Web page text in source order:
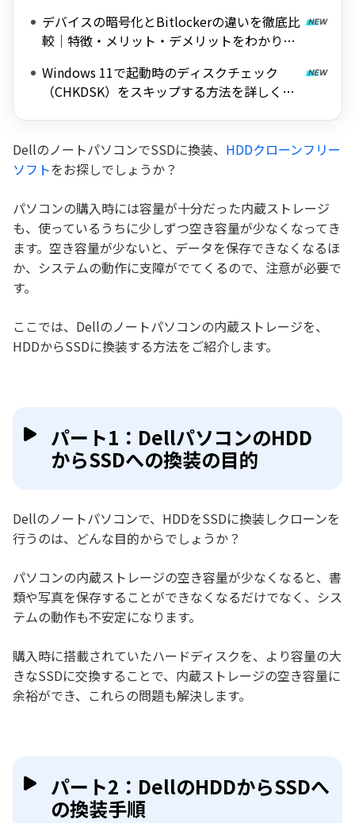
デバイスの暗号化とBitlockerの違いを徹底比
較｜特徴・メリット・デメリットをわかりや
Windows 11で起動時のディスクチェック
（CHKDSK）をスキップする方法を詳しく解
DellのノートパソコンでSSDに換装、 HDDクローンフリー
ソフトをお探しでしょうか？
パソコンの購入時には容量が十分だった内蔵ストレージ
も、使っているうちに少しずつ空き容量が少なくなってき
ます。空き容量が少ないと、データを保存できなくなるほ
か、システムの動作に支障がでてくるので、注意が必要で
す。
ここでは、Dellのノートパソコンの内蔵ストレージを、
HDDからSSDに換装する方法をご紹介します。
パート1：DellパソコンのHDD
からSSDへの換装の目的
Dellのノートパソコンで、HDDをSSDに換装しクローンを
行うのは、どんな目的からでしょうか？
パソコンの内蔵ストレージの空き容量が少なくなると、書
類や写真を保存することができなくなるだけでなく、シス
テムの動作も不安定になります。
購入時に搭載されていたハードディスクを、より容量の大
きなSSDに交換することで、内蔵ストレージの空き容量に
余裕ができ、これらの問題も解決します。
パート2：DellのHDDからSSDへ
の換装手順